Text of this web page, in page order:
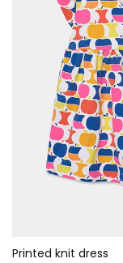
Printed knit dress